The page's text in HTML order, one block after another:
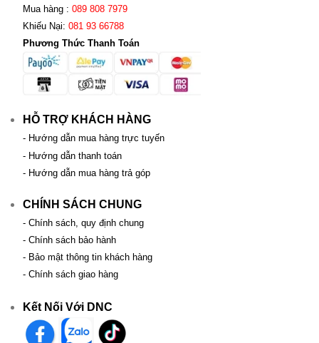
Mua hàng : 089 808 7979
Khiếu Nại: 081 93 66788
Phương Thức Thanh Toán
HỖ TRỢ KHÁCH HÀNG
- Hướng dẫn mua hàng trực tuyến
- Hướng dẫn thanh toán
- Hướng dẫn mua hàng trả góp
CHÍNH SÁCH CHUNG
- Chính sách, quy định chung
- Chính sách bảo hành
- Bảo mật thông tin khách hàng
- Chính sách giao hàng
Kết Nối Với DNC